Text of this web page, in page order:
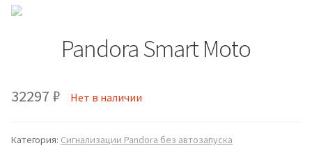
Pandora Smart Moto
32297 ₽ Нет в наличии
Категория: Сигнализации Pandora без автозапуска